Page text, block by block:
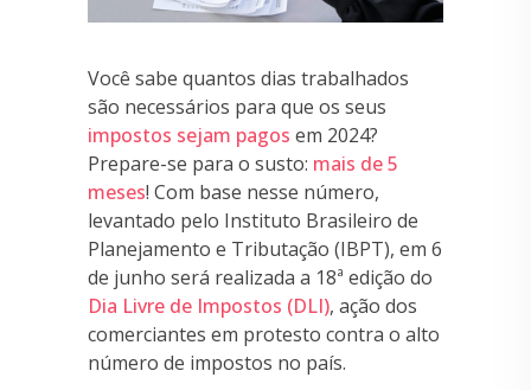
Você sabe quantos dias trabalhados
são necessários para que os seus
impostos sejam pagos em 2024?
Prepare-se para o susto: mais de 5
meses! Com base nesse número,
levantado pelo Instituto Brasileiro de
Planejamento e Tributação (IBPT), em 6
de junho será realizada a 18ª edição do
Dia Livre de Impostos (DLI), ação dos
comerciantes em protesto contra o alto
número de impostos no país.